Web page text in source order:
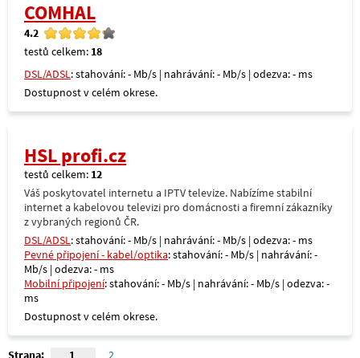
COMHAL
4.2
testů celkem: 18
DSL/ADSL: stahování: - Mb/s | nahrávání: - Mb/s | odezva: - ms
Dostupnost v celém okrese.
HSL profi.cz
testů celkem: 12
Váš poskytovatel internetu a IPTV televize. Nabízíme stabilní
internet a kabelovou televizi pro domácnosti a firemní zákazníky
z vybraných regionů ČR.
DSL/ADSL: stahování: - Mb/s | nahrávání: - Mb/s | odezva: - ms
Pevné připojení - kabel/optika: stahování: - Mb/s | nahrávání: -
Mb/s | odezva: - ms
Mobilní připojení: stahování: - Mb/s | nahrávání: - Mb/s | odezva: -
ms
Dostupnost v celém okrese.
Strana: 1 2